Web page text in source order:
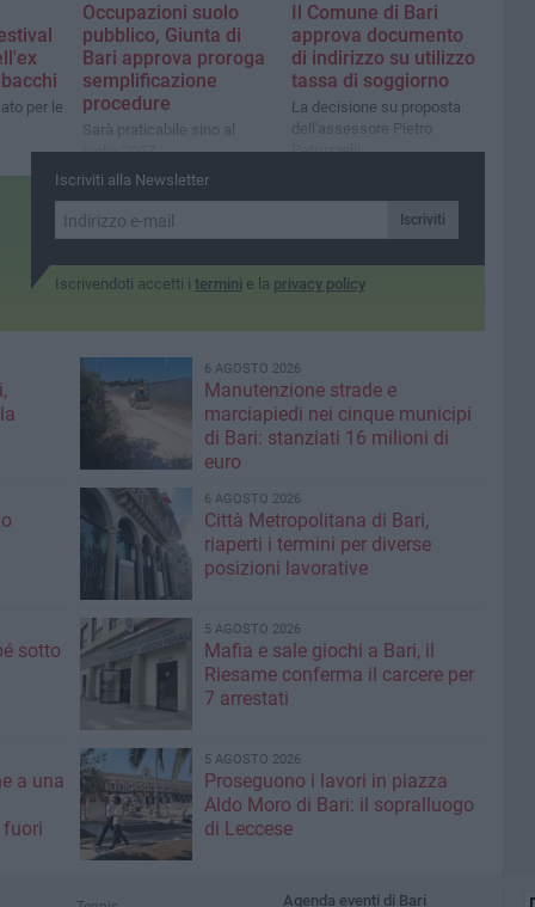
per le
Occupazioni suolo
pubblico, Giunta di
Bari approva proroga
semplificazione
procedure
Sarà praticabile sino al
luglio 2027
Il Comune di Bari
approva documento
di indirizzo su utilizzo
tassa di soggiorno
La decisione su proposta
dell'assessore Pietro
Petruzzelli
Iscriviti alla Newsletter
Iscriviti
Iscrivendoti accetti i termini e la privacy policy
6 AGOSTO 2026
Manutenzione strade e
marciapiedi nei cinque municipi
di Bari: stanziati 16 milioni di
euro
6 AGOSTO 2026
Città Metropolitana di Bari,
riaperti i termini per diverse
posizioni lavorative
sotto
5 AGOSTO 2026
Mafia e sale giochi a Bari, il
Riesame conferma il carcere per
7 arrestati
a una
fuori
5 AGOSTO 2026
Proseguono i lavori in piazza
Aldo Moro di Bari: il sopralluogo
di Leccese
Agenda eventi di Bari